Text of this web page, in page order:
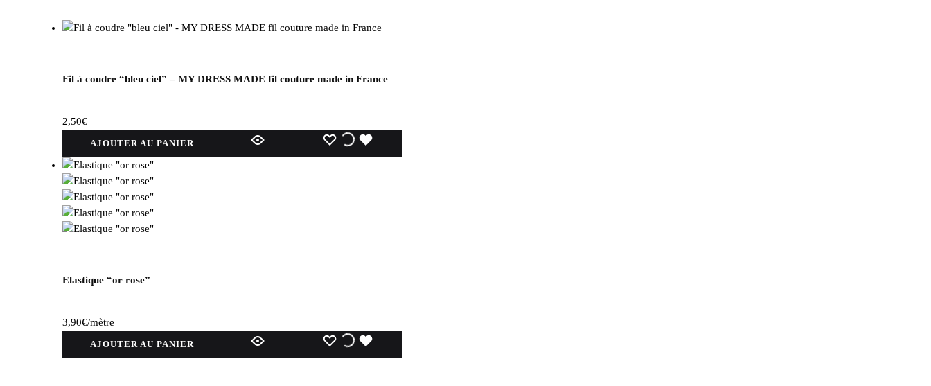
Fil à coudre “bleu ciel” – MY DRESS MADE fil couture made in France
2,50€
AJOUTER AU PANIER WISHLIST
WISHLIST
Elastique “or rose”
3,90€/mètre
AJOUTER AU PANIER WISHLIST
WISHLIST